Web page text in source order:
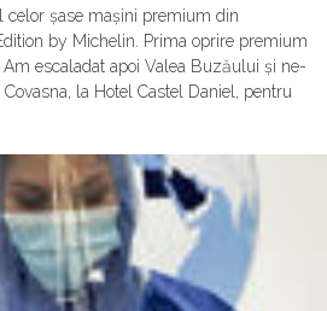
celor șase mașini premium din
by Michelin. Prima oprire premium
escaladat apoi Valea Buzăului și ne-
la Hotel Castel Daniel, pentru